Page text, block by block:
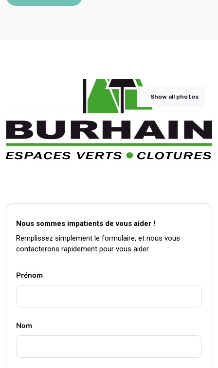
Show all photos
Nous sommes impatients de vous aider !
Remplissez simplement le formulaire, et nous vous
contacterons rapidement pour vous aider.
Prénom
Nom